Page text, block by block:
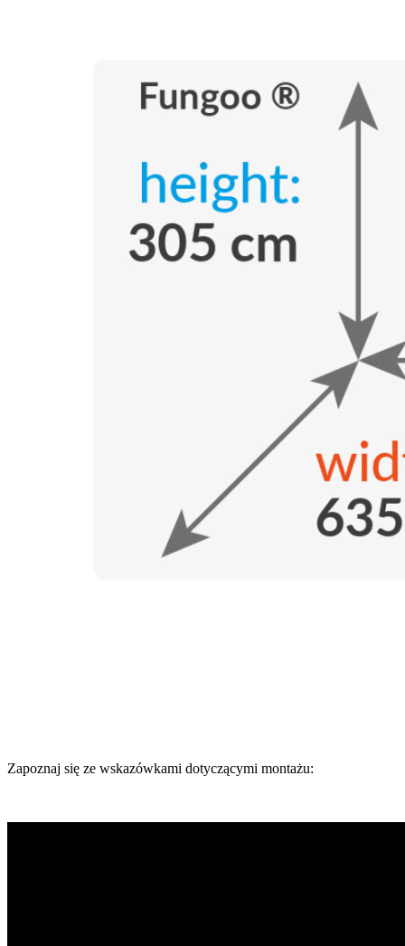
Zapoznaj się ze wskazówkami dotyczącymi montażu: